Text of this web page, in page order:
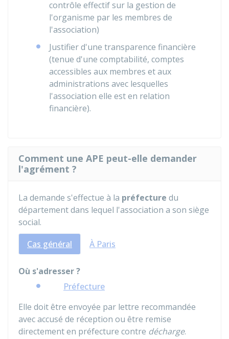
contrôle effectif sur la gestion de
l'organisme par les membres de
l'association)
Justifier d'une transparence financière
(tenue d'une comptabilité, comptes
accessibles aux membres et aux
administrations avec lesquelles
l'association elle est en relation
financière).
Comment une APE peut-elle demander
l'agrément ?
La demande s'effectue à la préfecture du
département dans lequel l'association a son siège
social.
Cas général
À Paris
Où s'adresser ?
Préfecture
Elle doit être envoyée par lettre recommandée
avec accusé de réception ou être remise
directement en préfecture contre décharge.